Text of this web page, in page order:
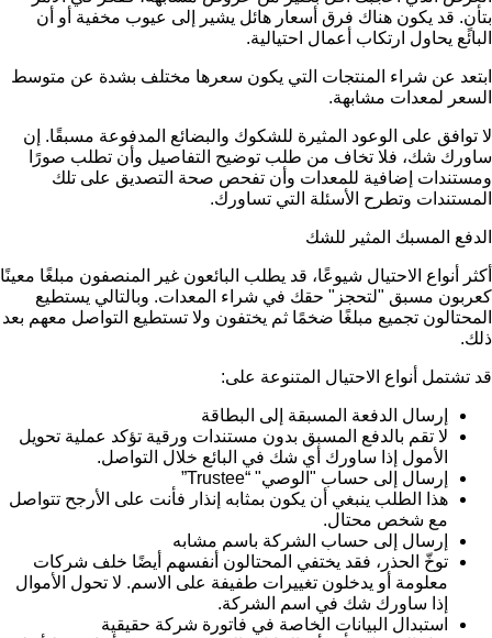
بتأنٍ. قد يكون هناك فرق أسعار هائل يشير إلى عيوب مخفية أو أن
البائع يحاول ارتكاب أعمال احتيالية.
ابتعد عن شراء المنتجات التي يكون سعرها مختلف بشدة عن متوسط
السعر لمعدات مشابهة.
لا توافق على الوعود المثيرة للشكوك والبضائع المدفوعة مسبقًا. إن
ساورك شك، فلا تخاف من طلب توضيح التفاصيل وأن تطلب صورًا
ومستندات إضافية للمعدات وأن تفحص صحة التصديق على تلك
المستندات وتطرح الأسئلة التي تساورك.
الدفع المسبك المثير للشك
أكثر أنواع الاحتيال شيوعًا، قد يطلب البائعون غير المنصفون مبلغًا معينًا
كعربون مسبق "لتحجز" حقك في شراء المعدات. وبالتالي يستطيع
المحتالون تجميع مبلغًا ضخمًا ثم يختفون ولا تستطيع التواصل معهم بعد
ذلك.
قد تشتمل أنواع الاحتيال المتنوعة على:
إرسال الدفعة المسبقة إلى البطاقة
لا تقم بالدفع المسبق بدون مستندات ورقية تؤكد عملية تحويل
الأمول إذا ساورك أي شك في البائع خلال التواصل.
إرسال إلى حساب "الوصي" “Trustee”
هذا الطلب ينبغي أن يكون بمثابه إنذار فأنت على الأرجح تتواصل
مع شخص محتال.
إرسال إلى حساب الشركة باسم مشابه
توخّ الحذر، فقد يختفي المحتالون أنفسهم أيضًا خلف شركات
معلومة أو يدخلون تغييرات طفيفة على الاسم. لا تحول الأموال
إذا ساورك شك في اسم الشركة.
استبدال البيانات الخاصة في فاتورة شركة حقيقية